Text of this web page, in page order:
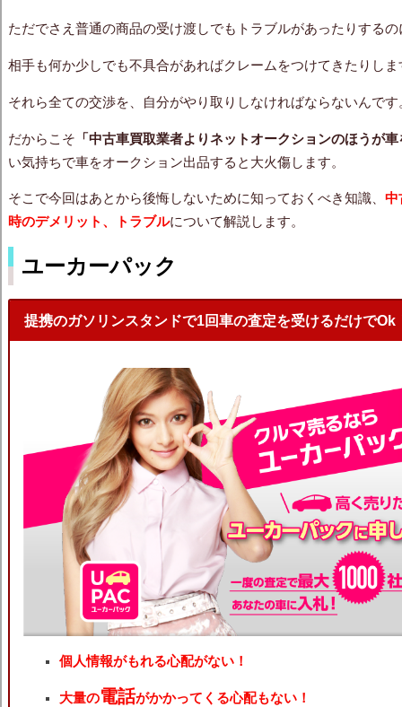
ただでさえ普通の商品の受け渡しでもトラブルがあったりする
相手も何か少しでも不具合があればクレームをつけてきたりしま
それら全ての交渉を、自分がやり取りしなければならないんです
だからこそ 「中古車買取業者よりネットオークションのほうが
い気持ちで車をオークション出品すると大火傷します。
そこで今回はあとから後悔しないために知っておくべき知識、 中
時のデメリット、トラブルについて解説します。
ユーカーパック
提携のガソリンスタンドで1回車の査定を受けるだけでOk
個人情報がもれる心配がない！
大量の電話がかかってくる心配もない！